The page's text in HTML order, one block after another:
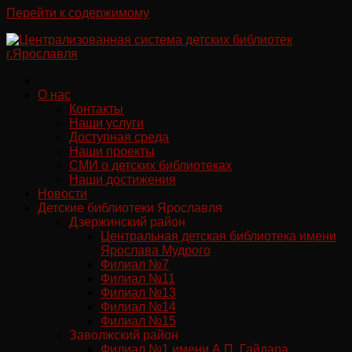
Перейти к содержимому
О нас
Контакты
Наши услуги
Доступная среда
Наши проекты
СМИ о детских библиотеках
Наши достижения
Новости
Детские библиотеки Ярославля
Дзержинский район
Центральная детская библиотека имени
Ярослава Мудрого
Филиал №7
Филиал №11
Филиал №13
Филиал №14
Филиал №15
Заволжский район
Филиал №1 имени А.П. Гайдара